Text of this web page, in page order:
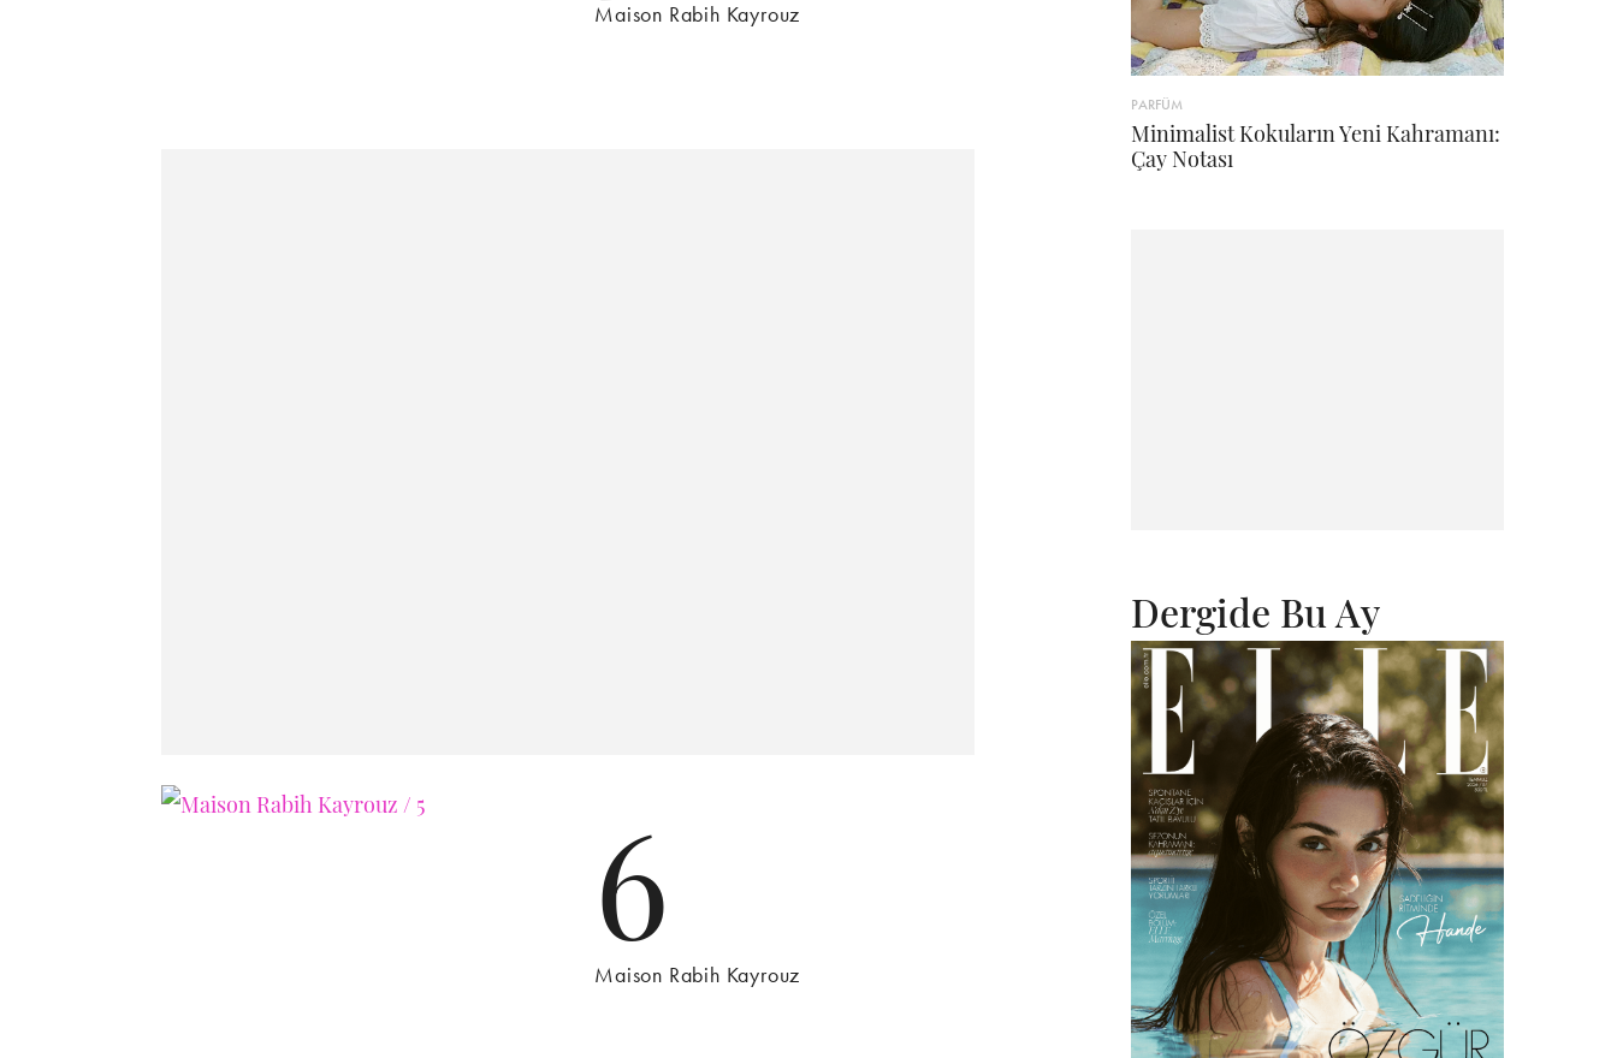
Maison Rabih Kayrouz
6
Maison Rabih Kayrouz
PARFÜM
Minimalist Kokuların Yeni Kahramanı:
Çay Notası
Dergide Bu Ay